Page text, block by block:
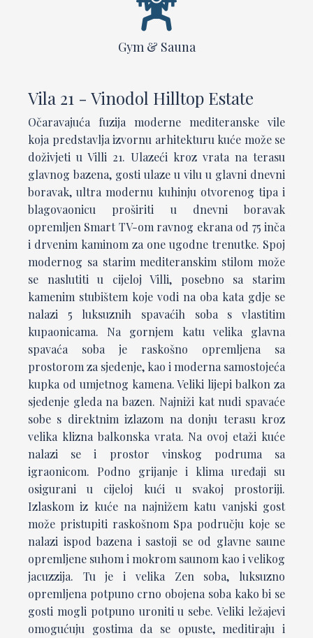
Gym & Sauna
Vila 21 - Vinodol Hilltop Estate
Očaravajuća fuzija moderne mediteranske vile
koja predstavlja izvornu arhitekturu kuće može se
doživjeti u Villi 21. Ulazeći kroz vrata na terasu
glavnog bazena, gosti ulaze u vilu u glavni dnevni
boravak, ultra modernu kuhinju otvorenog tipa i
blagovaonicu proširiti u dnevni boravak
opremljen Smart TV-om ravnog ekrana od 75 inča
i drvenim kaminom za one ugodne trenutke. Spoj
modernog sa starim mediteranskim stilom može
se naslutiti u cijeloj Villi, posebno sa starim
kamenim stubištem koje vodi na oba kata gdje se
nalazi 5 luksuznih spavaćih soba s vlastitim
kupaonicama. Na gornjem katu velika glavna
spavaća soba je raskošno opremljena sa
prostorom za sjedenje, kao i moderna samostojeća
kupka od umjetnog kamena. Veliki lijepi balkon za
sjedenje gleda na bazen. Najniži kat nudi spavaće
sobe s direktnim izlazom na donju terasu kroz
velika klizna balkonska vrata. Na ovoj etaži kuće
nalazi se i prostor vinskog podruma sa
igraonicom. Podno grijanje i klima uređaji su
osigurani u cijeloj kući u svakoj prostoriji.
Izlaskom iz kuće na najnižem katu vanjski gost
može pristupiti raskošnom Spa području koje se
nalazi ispod bazena i sastoji se od glavne saune
opremljene suhom i mokrom saunom kao i velikog
jacuzzija. Tu je i velika Zen soba, luksuzno
opremljena potpuno crno obojena soba kako bi se
gosti mogli potpuno uroniti u sebe. Veliki ležajevi
omogućuju gostima da se opuste, meditiraju i